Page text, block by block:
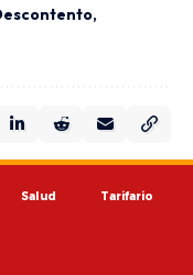
Salud
Tarifario